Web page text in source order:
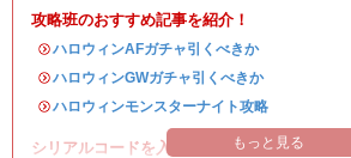
攻略班のおすすめ記事を紹介！
・ハロウィンAFガチャ引くべきか
・ハロウィンGWガチャ引くべきか
・ハロウィンモンスターナイト攻略
シリアルコードを入れて豪華アイテムを入手！
もっと見る